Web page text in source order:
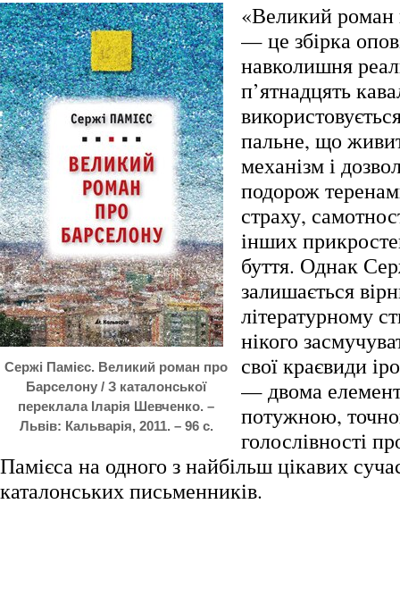
Сержі Памієс. Великий роман про
Барселону / З каталонської
переклала Іларія Шевченко. –
Львів: Кальварія, 2011. – 96 с.
«Великий роман
— це збірка
навколишня
п’ятнадцять
пальне, що
механізм і
подорож
страху,
інших
буття. Однак
залишається
літературному
нікого
свої краєвиди
— двома
потужною,
голослівності
Памієса на одного з найбільш цікавих
каталонських письменників.